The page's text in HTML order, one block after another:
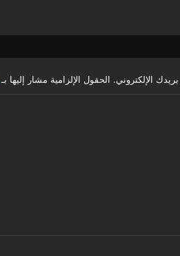
الإلكتروني. الحقول الإلزامية مشار إليها بـ